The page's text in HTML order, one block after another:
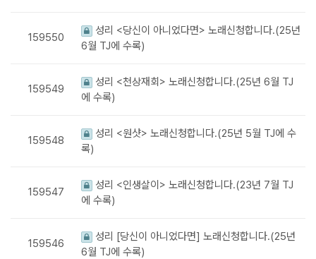
159550
성리 <당신이 아니었다면> 노래신청합니다.(25년
6월 TJ에 수록)
159549
성리 <천상재회> 노래신청합니다.(25년 6월 TJ
에 수록)
159548
성리 <원샷> 노래신청합니다.(25년 5월 TJ에 수
록)
159547
성리 <인생살이> 노래신청합니다.(23년 7월 TJ
에 수록)
159546
성리 [당신이 아니었다면] 노래신청합니다.(25년
6월 TJ에 수록)